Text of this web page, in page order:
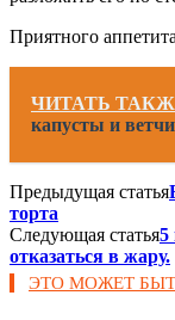
Приятного
ЧИТАТЬ
капусты и
Предыдущая статья
торта
Следующая статья5
отказаться в жару.
ЭТО МОЖЕТ